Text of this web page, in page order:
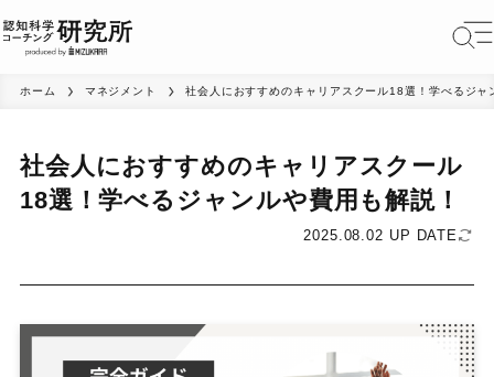
ホーム マネジメント 社会人におすすめのキャリアスクール18選！学べるジャ
社会人におすすめのキャリアスクール
18選！学べるジャンルや費用も解説！
2025.08.02 UP DATE